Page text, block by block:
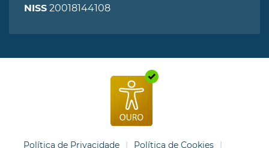
NISS 20018144108
Política de Privacidade Política de Cookies